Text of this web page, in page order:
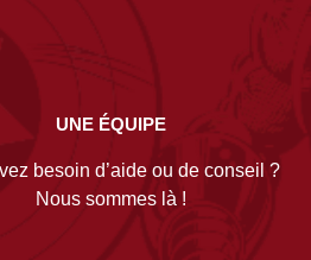
UNE ÉQUIPE
besoin d’aide ou de conseil ?
Nous sommes là !